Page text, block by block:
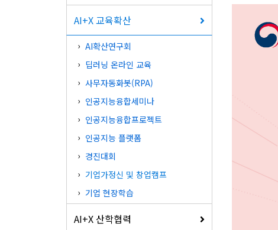
AI+X 교육확산
AI확산연구회
딥러닝 온라인 교육
사무자동화봇(RPA)
인공지능융합세미나
인공지능융합프로젝트
인공지능 플랫폼
경진대회
기업가정신 및 창업캠프
기업 현장학습
AI+X 산학협력